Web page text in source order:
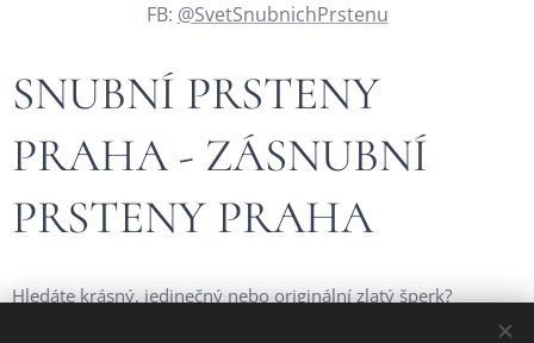
FB: @SvetSnubnichPrstenu
SNUBNÍ PRSTENY
PRAHA - ZÁSNUBNÍ
PRSTENY PRAHA
Hledáte krásný, jedinečný nebo originální zlatý šperk?
rodinného českého zlatnictví - České